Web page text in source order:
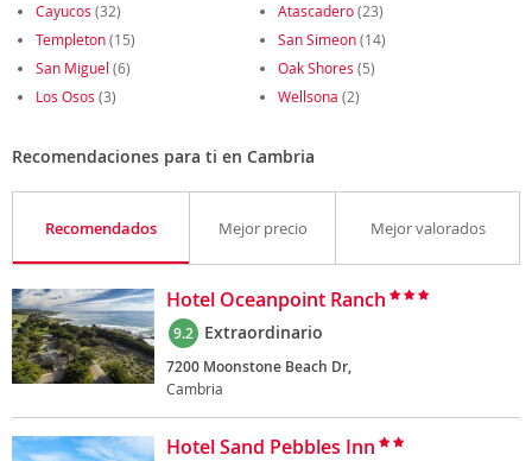
Cayucos (32) Atascadero(23)
Templeton(15) San Simeon(14)
San Miguel (6) Oak Shores (5)
Los Osos (3) Wellsona (2)
Recomendaciones para ti en Cambria
Recomendados Mejor precio Mejor valorados
Hotel Oceanpoint Ranch
9.2 Extraordinario
7200 Moonstone Beach Dr,
Cambria
Hotel Sand Pebbles Inn